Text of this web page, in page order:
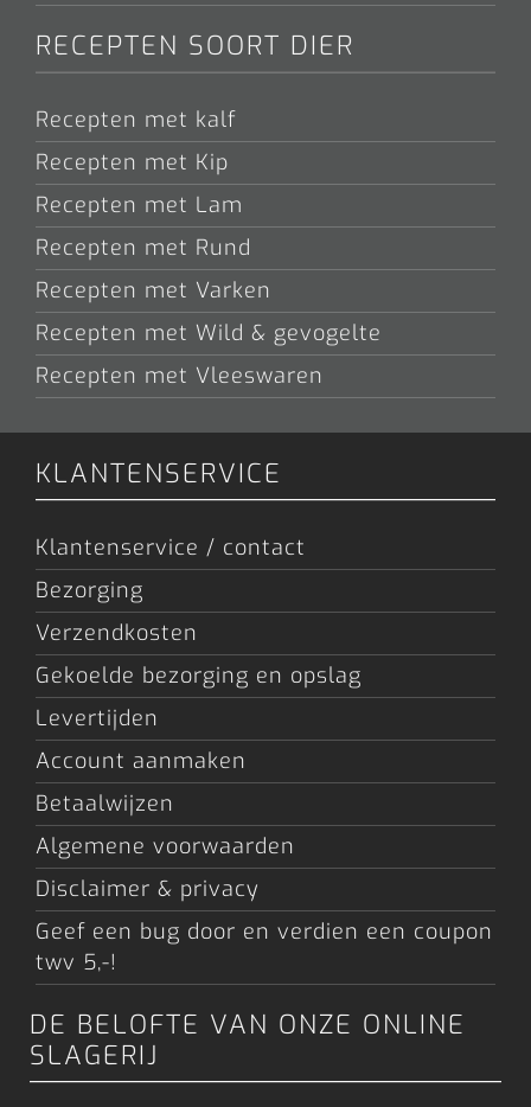
RECEPTEN SOORT DIER
Recepten met kalf
Recepten met Kip
Recepten met Lam
Recepten met Rund
Recepten met Varken
Recepten met Wild & gevogelte
Recepten met Vleeswaren
KLANTENSERVICE
Klantenservice / contact
Bezorging
Verzendkosten
Gekoelde bezorging en opslag
Levertijden
Account aanmaken
Betaalwijzen
Algemene voorwaarden
Disclaimer & privacy
Geef een bug door en verdien een coupon
twv 5,-!
DE BELOFTE VAN ONZE ONLINE
SLAGERIJ